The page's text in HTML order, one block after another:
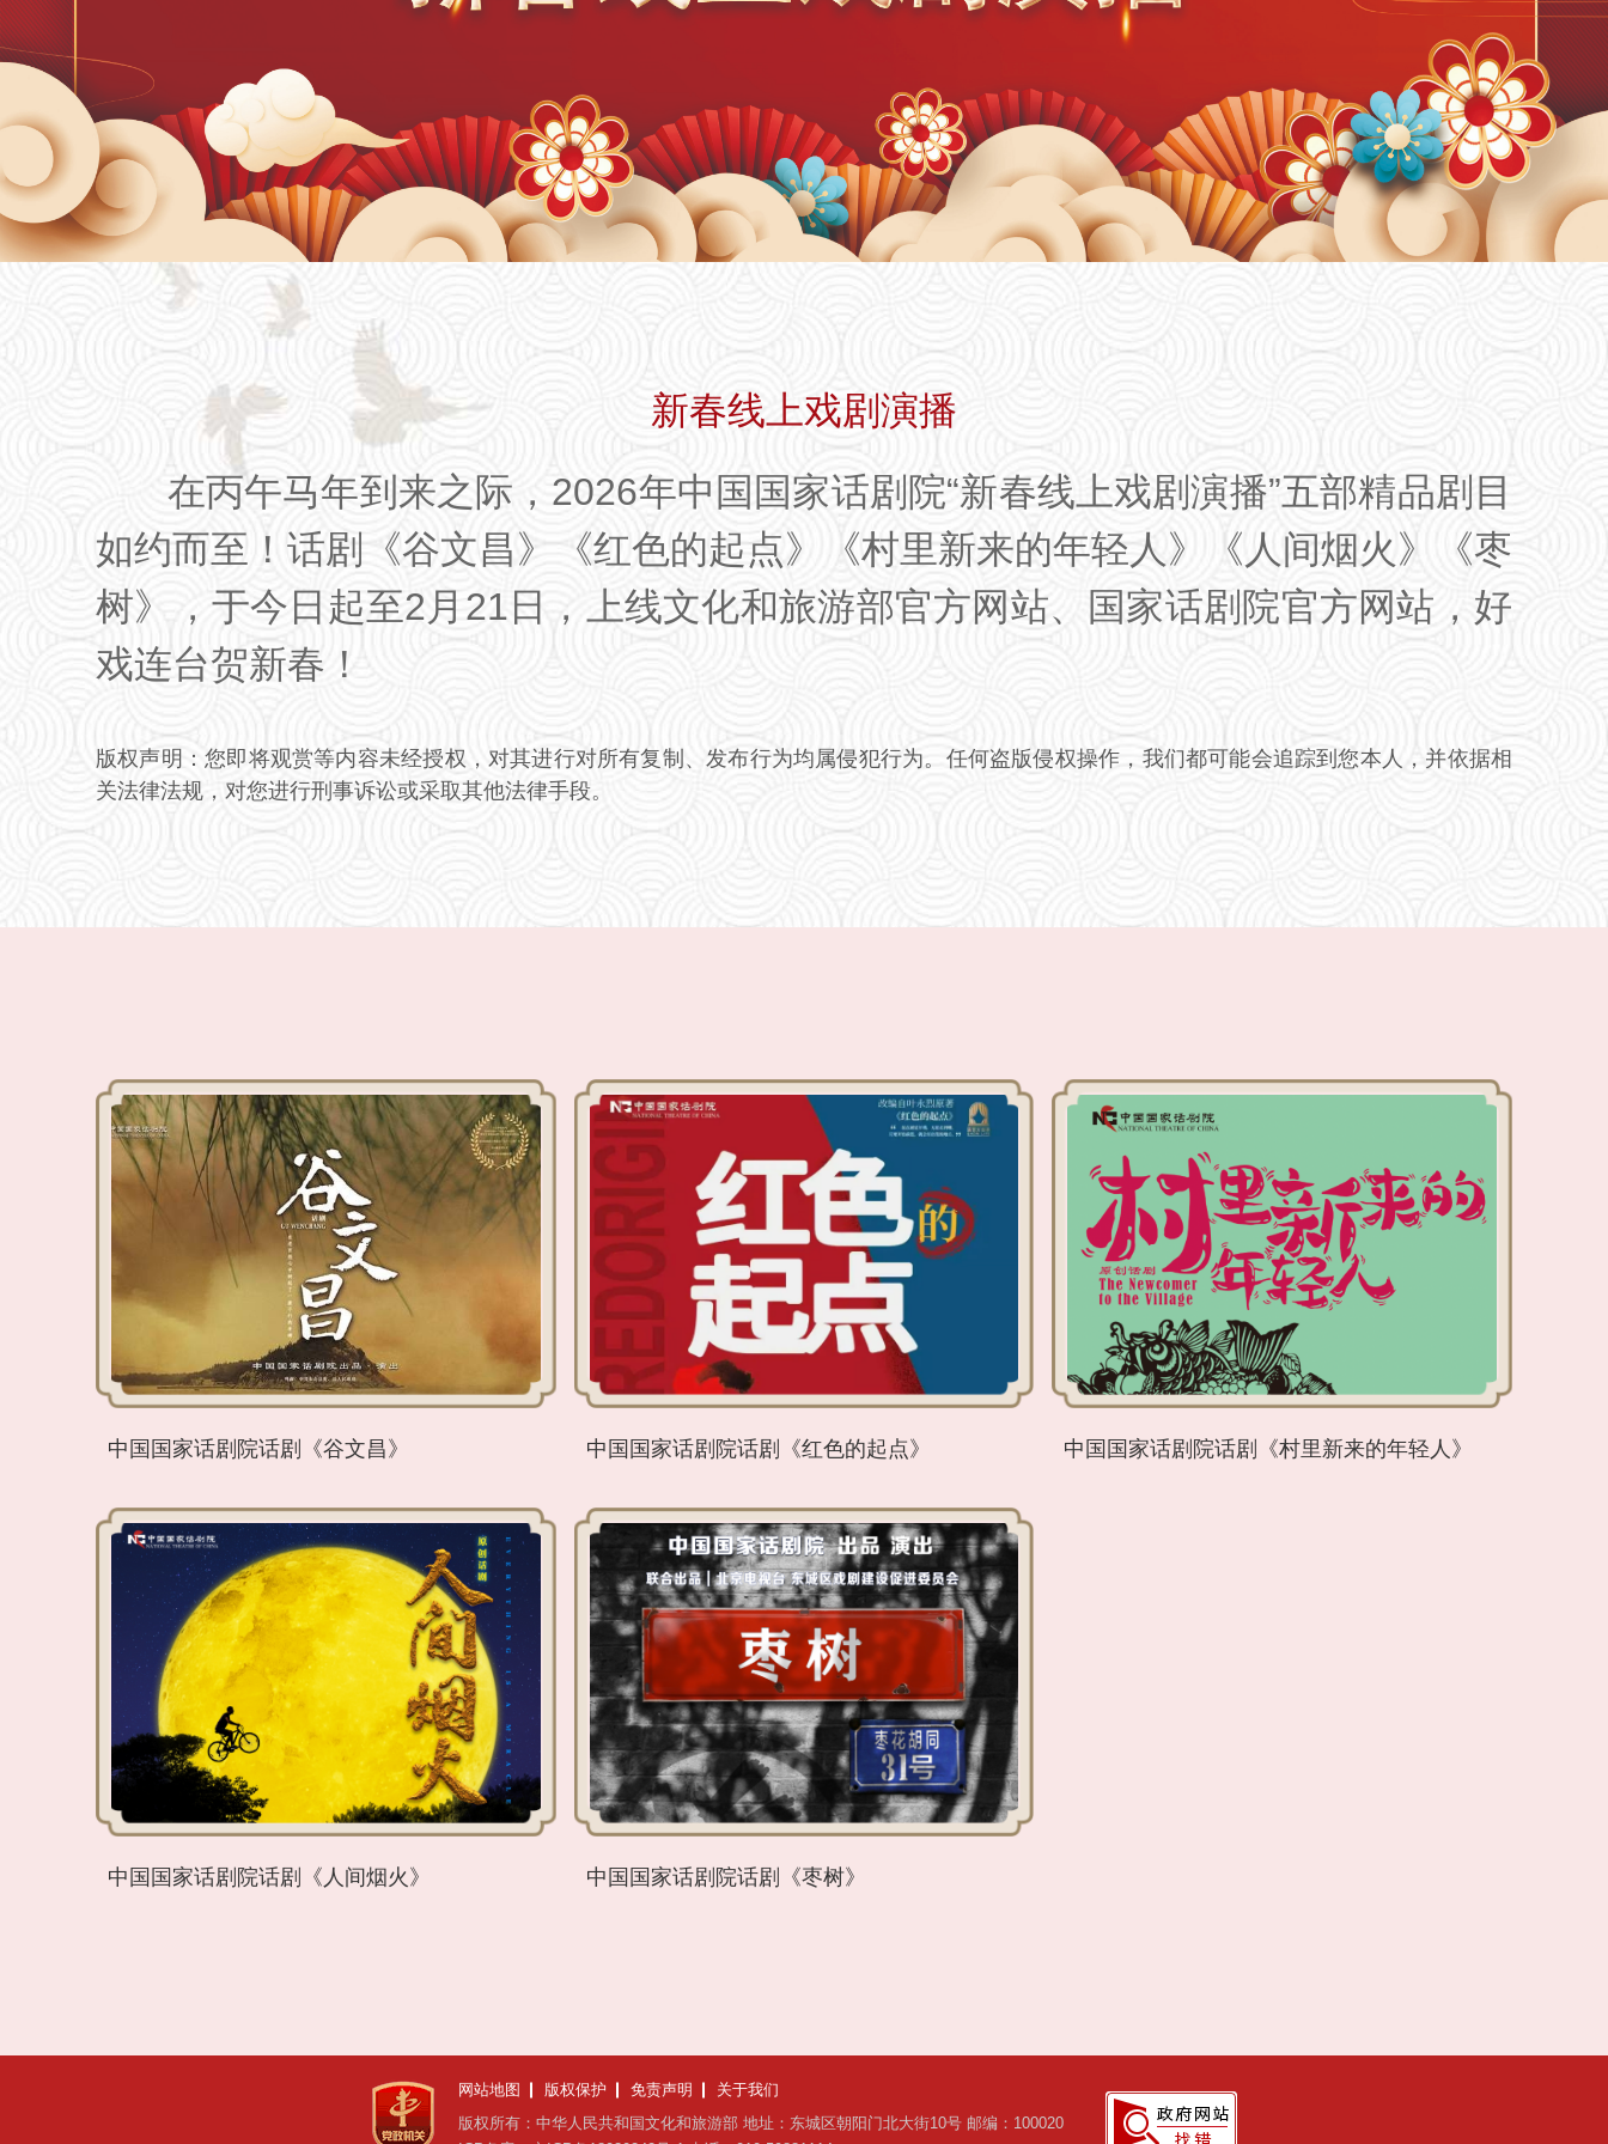
新春线上戏剧演播
在丙午马年到来之际，2026年中国国家话剧院“新春线上戏剧演播”五部精品剧目
如约而至！话剧《谷文昌》《红色的起点》《村里新来的年轻人》《人间烟火》《枣
树》，于今日起至2月21日，上线文化和旅游部官方网站、国家话剧院官方网站，好
戏连台贺新春！
版权声明：您即将观赏等内容未经授权，对其进行对所有复制、发布行为均属侵犯行为。任何盗版侵权操作，我们都可能会追踪到您本人，并依据相
关法律法规，对您进行刑事诉讼或采取其他法律手段。
中国国家话剧院话剧《谷文昌》 中国国家话剧院话剧《红色的起点》 中国国家话剧院话剧《村里新来的年轻人》
中国国家话剧院话剧《人间烟火》 中国国家话剧院话剧《枣树》
网站地图 版权保护 免责声明
关于我们
版权所有：中华人民共和国文化和旅游部 地址：东城区朝阳门北大街10号 邮编：100020